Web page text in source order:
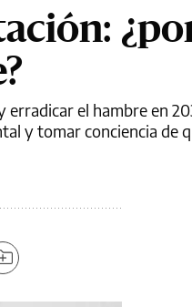
el hambre en
y tomar conciencia de